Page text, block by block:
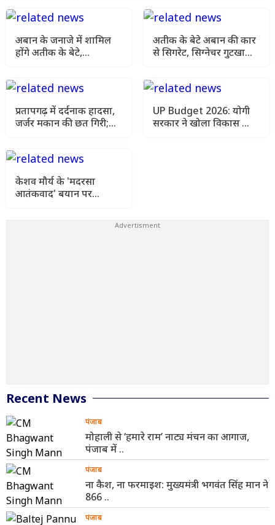
अबान के जनाजे में शामिल
होंगे अतीक के बेटे,
अतीक के बेटे अबान की कार
से सिगरेट, सिग्नेचर गुटखा
प्रतापगढ़ में दर्दनाक हादसा,
जर्जर मकान की छत गिरी;
UP Budget 2026: योगी
सरकार ने खोला विकास का
केशव मौर्य के 'मदरसा
आतंकवाद' बयान पर
Recent News
पंजाब
मोहाली से ‘हमारे राम’ नाट्य मंचन का आगाज,
पंजाब में ..
पंजाब
ना कैश, ना फरमाइश: मुख्यमंत्री भगवंत सिंह मान ने
866 ..
पंजाब